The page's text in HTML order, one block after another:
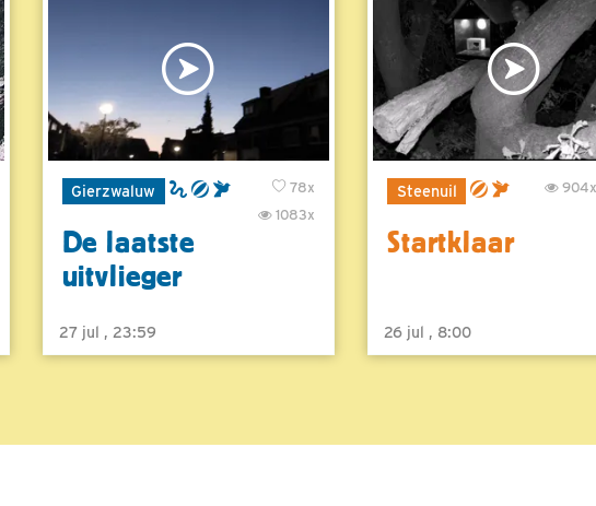
Gierzwaluw
78x
1083x
De laatste
uitvlieger
27 jul , 23:59
Steenuil 904x
Startklaar
26 jul , 8:00